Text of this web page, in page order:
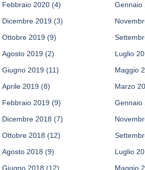
Febbraio 2020 (4) Gennaio
Dicembre 2019 (3)
Ottobre 2019 (9)
Agosto 2019 (2) Luglio
Giugno 2019 (11) Maggio
Aprile 2019 (8) Marzo
Febbraio 2019 (9) Gennaio
Dicembre 2018 (7)
Ottobre 2018 (12)
Agosto 2018 (9) Luglio
Giugno 2018 (12) Maggio